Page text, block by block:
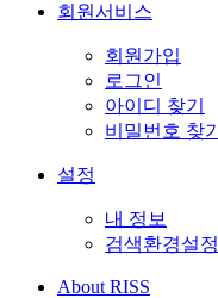
회원서비스
회원가입
로그인
아이디 찾기
비밀번호 찾기
설정
내 정보
검색환경설정
About RISS